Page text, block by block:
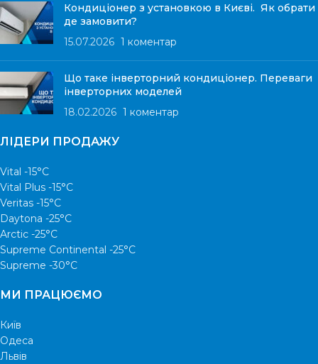
Кондиціонер з установкою в Києві. Як обрати
де замовити?
15.07.2026 1 коментар
Що таке інверторний кондиціонер. Переваги
інверторних моделей
18.02.2026 1 коментар
ЛІДЕРИ ПРОДАЖУ
Vital -15°С
Vital Plus -15°C
Veritas -15°С
Daytona -25°С
Arctic -25°С
Supreme Continental -25°С
Supreme -30°С
МИ ПРАЦЮЄМО
Київ
Одеса
Львів